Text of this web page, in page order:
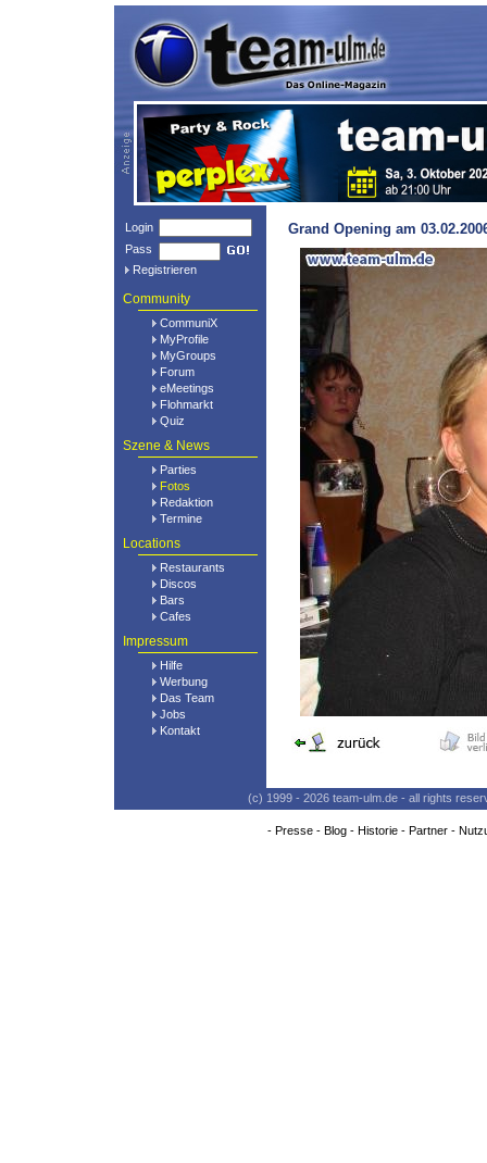
Login
Pass
Registrieren
Community
CommuniX
MyProfile
MyGroups
Forum
eMeetings
Flohmarkt
Quiz
Szene & News
Parties
Fotos
Redaktion
Termine
Locations
Restaurants
Discos
Bars
Cafes
Impressum
Hilfe
Werbung
Das Team
Jobs
Kontakt
Grand Opening am
(c) 1999 - 2026 team-ulm.de - all rights
- Presse- Blog- Historie- Partner-